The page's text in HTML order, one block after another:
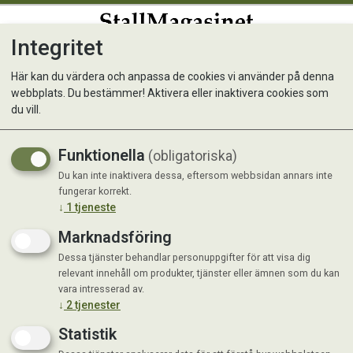
Visar 8 produkter
Integritet
Här kan du värdera och anpassa de cookies vi använder på denna
webbplats. Du bestämmer! Aktivera eller inaktivera cookies som
du vill.
Funktionella (obligatoriska)
Du kan inte inaktivera dessa, eftersom webbsidan annars inte
fungerar korrekt.
↓ 1 tjeneste
Marknadsföring
Dessa tjänster behandlar personuppgifter för att visa dig
relevant innehåll om produkter, tjänster eller ämnen som du kan
vara intresserad av.
↓ 2tjenester
Statistik